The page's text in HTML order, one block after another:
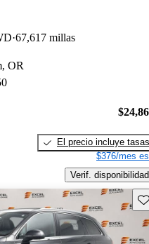
67,617 millas
OR
El precio incluye tasas
$376/mes
Verif. disponibilidad